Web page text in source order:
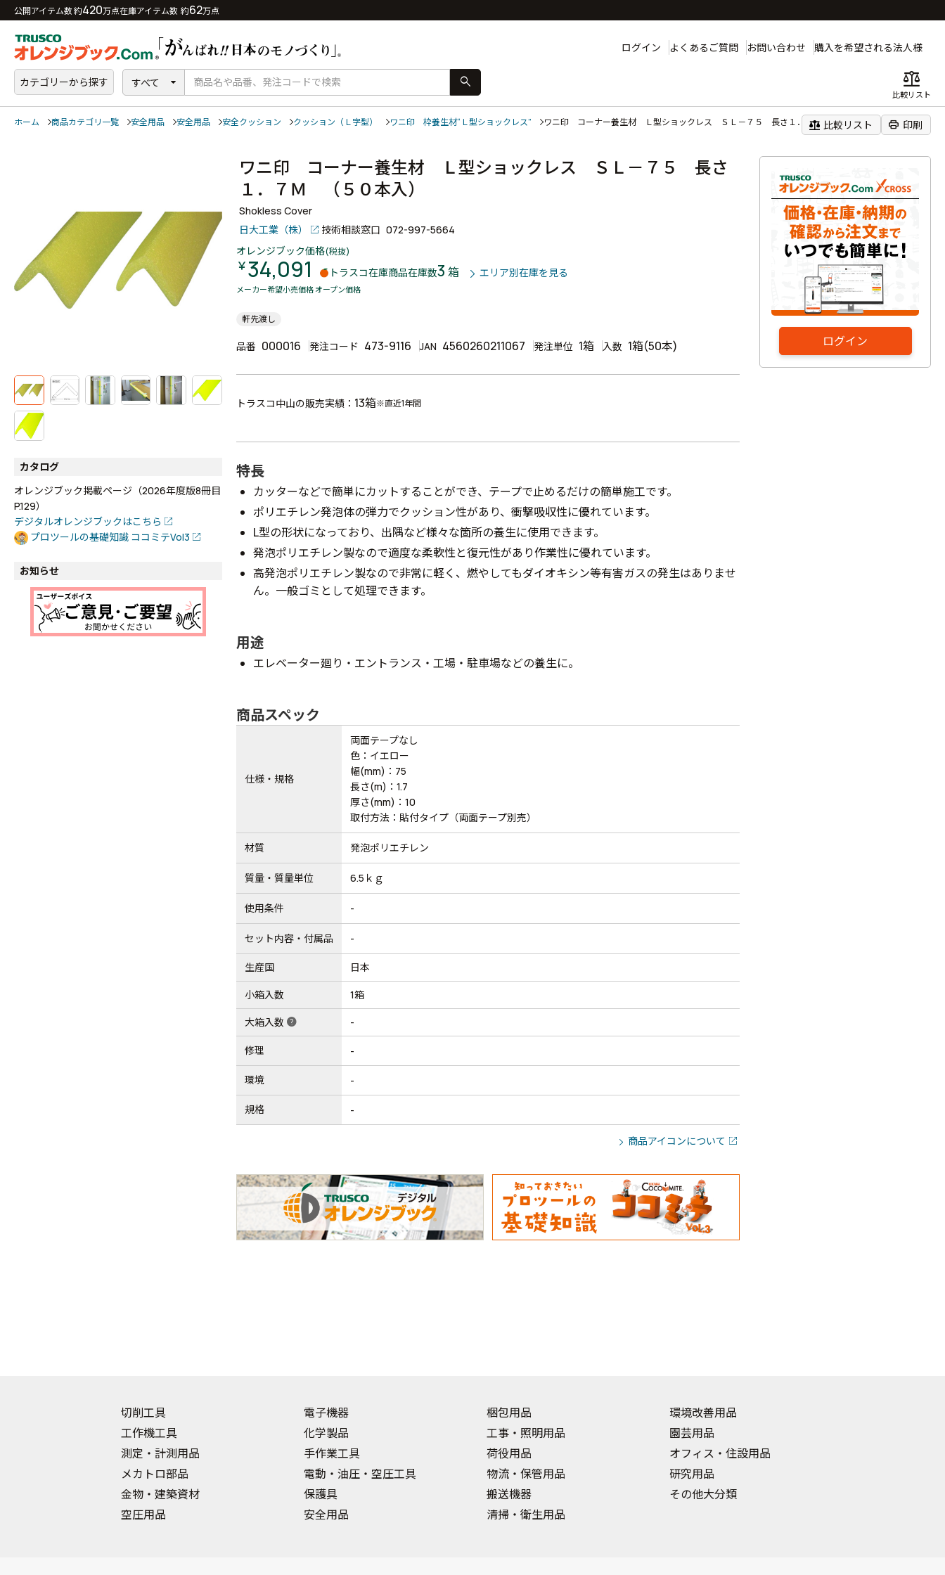
公開アイテム数 約420万点在庫アイテム数 約62万点
ログイン よくあるご質問 お問い合わせ 購入を希望される法人様
カテゴリーから探す すべて search balance
比較リスト
ホーム 商品カテゴリ一覧 安全用品 安全用品 安全クッション クッション（Ｌ字型） ワニ印 枠養生材“Ｌ型ショックレス” ワニ印 コーナー養生材 Ｌ型ショックレス ＳＬ－７５ 長さ１．７Ｍ （５０本入）
balance 比較リスト print 印刷
ログイン
カタログ
オレンジブック掲載ページ（2026年度版8冊目
P.129）
デジタルオレンジブックはこちら
プロツールの基礎知識 ココミテVol3
お知らせ
ワニ印 コーナー養生材 Ｌ型ショックレス ＳＬ－７５ 長さ
１．７Ｍ （５０本入）
Shokless Cover
日大工業（株）
技術相談窓口 072-997-5664
オレンジブック価格(税抜)
￥34,091 トラスコ在庫商品在庫数3 箱 エリア別在庫を見る
メーカー希望小売価格 オープン価格
軒先渡し
品番 000016 発注コード 473-9116 JAN 4560260211067 発注単位 1箱 入数 1箱(50本)
トラスコ中山の販売実績： 13箱※直近1年間
特長
カッターなどで簡単にカットすることができ、テープで止めるだけの簡単施工です。
ポリエチレン発泡体の弾力でクッション性があり、衝撃吸収性に優れています。
L型の形状になっており、出隅など様々な箇所の養生に使用できます。
発泡ポリエチレン製なので適度な柔軟性と復元性があり作業性に優れています。
高発泡ポリエチレン製なので非常に軽く、燃やしてもダイオキシン等有害ガスの発生はありませ
ん。一般ゴミとして処理できます。
用途
エレベーター廻り・エントランス・工場・駐車場などの養生に。
商品スペック
仕様・規格
両面テープなし
色：イエロー
幅(mm)：75
長さ(m)：1.7
厚さ(mm)：10
取付方法：貼付タイプ（両面テープ別売）
材質 発泡ポリエチレン
質量・質量単位 6.5ｋｇ
使用条件 -
セット内容・付属品 -
生産国 日本
小箱入数 1箱
大箱入数 help -
修理 -
環境 -
規格 -
商品アイコンについて
切削工具
工作機工具
測定・計測用品
メカトロ部品
金物・建築資材
空圧用品
電子機器
化学製品
手作業工具
電動・油圧・空圧工具
保護具
安全用品
梱包用品
工事・照明用品
荷役用品
物流・保管用品
搬送機器
清掃・衛生用品
環境改善用品
園芸用品
オフィス・住設用品
研究用品
その他大分類